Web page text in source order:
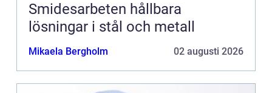
Smidesarbeten hållbara
lösningar i stål och metall
Mikaela Bergholm 02 augusti 2026